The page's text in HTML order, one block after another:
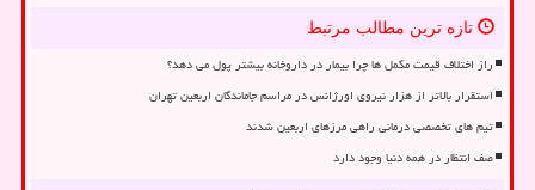
تازه ترین مطالب مرتبط
راز اختلاف قیمت مکمل ها چرا بیمار در داروخانه بیشتر پول می دهد؟
استقرار بالاتر از هزار نیروی اورژانس در مراسم جاماندگان اربعین تهران
تیم های تخصصی درمانی راهی مرزهای اربعین شدند
صف انتظار در همه دنیا وجود دارد